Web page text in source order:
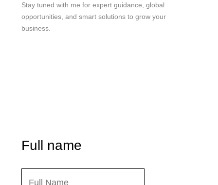
Stay tuned with me for expert guidance, global
opportunities, and smart solutions to grow your
business.
Full name